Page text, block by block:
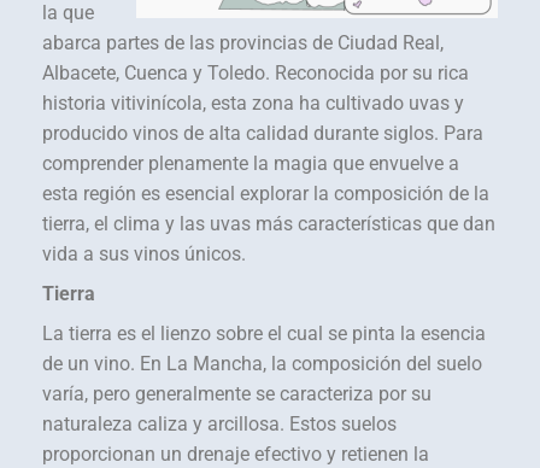
la que
abarca partes de las provincias de Ciudad Real,
Albacete, Cuenca y Toledo. Reconocida por su rica
historia vitivinícola, esta zona ha cultivado uvas y
producido vinos de alta calidad durante siglos. Para
comprender plenamente la magia que envuelve a
esta región es esencial explorar la composición de la
tierra, el clima y las uvas más características que dan
vida a sus vinos únicos.
Tierra
La tierra es el lienzo sobre el cual se pinta la esencia
de un vino. En La Mancha, la composición del suelo
varía, pero generalmente se caracteriza por su
naturaleza caliza y arcillosa. Estos suelos
proporcionan un drenaje efectivo y retienen la